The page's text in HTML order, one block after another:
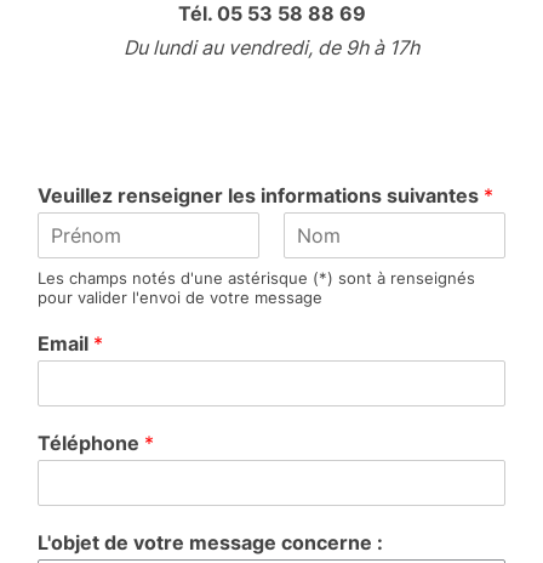
Tél. 05 53 58 88 69
Du lundi au vendredi, de 9h à 17h
Veuillez renseigner les informations suivantes *
r
é
o
m
o
m
Les champs notés d'une astérisque (*) sont à renseignés
pour valider l'envoi de votre message
Email *
Téléphone *
L'objet de votre message concerne :